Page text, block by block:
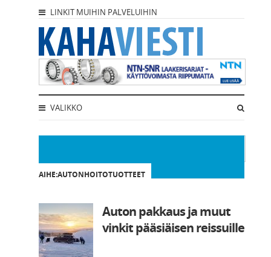
LINKIT MUIHIN PALVELUIHIN
VALIKKO
AIHE:AUTONHOITOTUOTTEET
Auton pakkaus ja muut
vinkit pääsiäisen reissuille